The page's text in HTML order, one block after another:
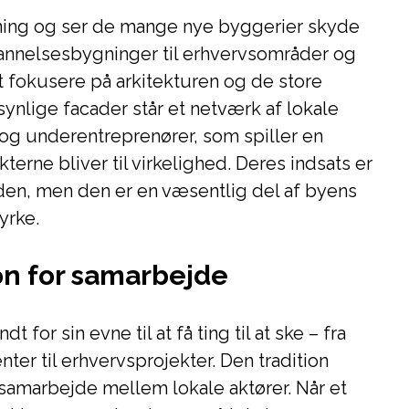
og ser de mange nye byggerier skyde
til erhvervsområder og
på arkitekturen og de store
facader står et netværk af lokale
underentreprenører, som spiller en
bliver til virkelighed. Deres indsats er
men den er en væsentlig del af byens
for samarbejde
for sin evne til at få ting til at ske – fra
til erhvervsprojekter. Den tradition
mellem lokale aktører. Når et